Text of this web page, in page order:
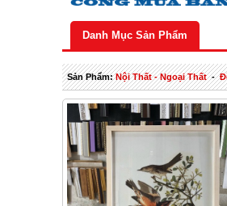
Danh Mục Sản Phẩm
Sản Phẩm:Nội Thất - Ngoại Thất-